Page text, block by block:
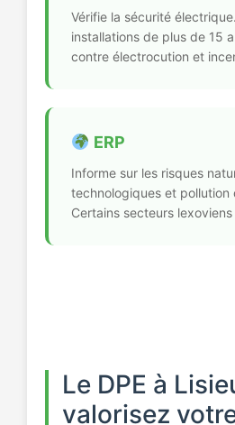
Vérifie la sécurité
installations de plus de 15
contre électrocution et
ERP
Informe sur les risques
technologiques et pollution
Certains secteurs
Le DPE à
valorisez